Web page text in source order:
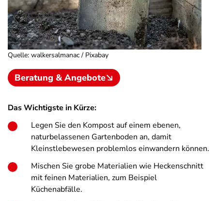
Quelle: walkersalmanac / Pixabay
Beratung & Angebote
Das Wichtigste in Kürze:
Legen Sie den Kompost auf einem ebenen,
naturbelassenen Gartenboden an, damit
Kleinstlebewesen problemlos einwandern können.
Mischen Sie grobe Materialien wie Heckenschnitt
mit feinen Materialien, zum Beispiel
Küchenabfälle.